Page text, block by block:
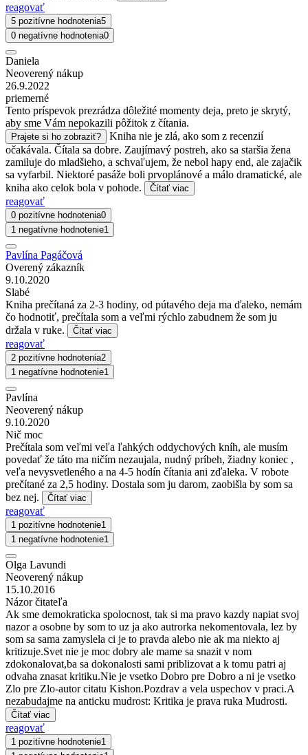
reagovať
5 pozitívne hodnotenia5
0 negatívne hodnotenia0
Daniela
Neoverený nákup
26.9.2022
priemerné
Tento príspevok prezrádza dôležité momenty deja, preto je skrytý,
aby sme Vám nepokazili pôžitok z čítania.
Prajete si ho zobraziť?
Kniha nie je zlá, ako som z recenzií
očakávala. Čítala sa dobre. Zaujímavý postreh, ako sa staršia žena
zamiluje do mladšieho, a schvaľujem, že nebol hapy end, ale zajačik
sa vyfarbil. Niektoré pasáže boli prvoplánové a málo dramatické, ale
kniha ako celok bola v pohode.
Čítať viac
reagovať
0 pozitívne hodnotenia0
1 negatívne hodnotenie1
Pavlína Pagáčová
Overený zákazník
9.10.2020
Slabé
Kniha prečítaná za 2-3 hodiny, od pútavého deja ma ďaleko, nemám
čo hodnotiť, prečítala som a veľmi rýchlo zabudnem že som ju
držala v ruke.
Čítať viac
reagovať
2 pozitívne hodnotenia2
1 negatívne hodnotenie1
Pavlína
Neoverený nákup
9.10.2020
Nič moc
Prečítala som veľmi veľa ľahkých oddychových kníh, ale musím
povedať že táto ma ničím nezaujala, nudný príbeh, žiadny koniec ,
veľa nevysvetleného a na 4-5 hodín čítania ani zďaleka. V robote
prečítané za 2,5 hodiny. Dostala som ju darom, zaobišla by som sa
bez nej.
Čítať viac
reagovať
1 pozitívne hodnotenie1
1 negatívne hodnotenie1
Olga Lavundi
Neoverený nákup
15.10.2016
Názor čitateľa
Ak sme demokraticka spolocnost, tak si ma pravo kazdy napiat svoj
nazor a osobne by som to uz ja ako autrorka nekomentovala, lez by
som sa sama zamyslela ci je to pravda alebo nie ak ma niekto aj
kritizuje.Svet nie je moc dobry ale mame sa snazit v nom
zdokonalovat,ba sa dokonalosti sami priblizovat a k tomu patri aj
odvaha znasat kritiku.Nie je vsetko Dobro pre Dobro a ni je vsetko
Zlo pre Zlo-autor citatu Kishon.Pozdrav a vela uspechov v praci.A
nezabudajme na anticku mudrost: Kritika je prava ruka Mudrosti.
Čítať viac
reagovať
1 pozitívne hodnotenie1